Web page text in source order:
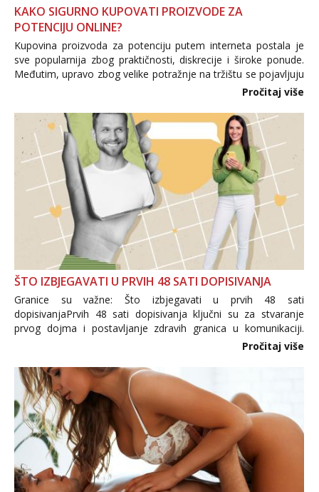
KAKO SIGURNO KUPOVATI PROIZVODE ZA
POTENCIJU ONLINE?
Kupovina proizvoda za potenciju putem interneta postala je
sve popularnija zbog praktičnosti, diskrecije i široke ponude.
Međutim, upravo zbog velike potražnje na tržištu se pojavljuju
i brojni krivotvoreni proizvodi, nepouzdane internetske
Pročitaj više
ŠTO IZBJEGAVATI U PRVIH 48 SATI DOPISIVANJA
Granice su važne: Što izbjegavati u prvih 48 sati
dopisivanjaPrvih 48 sati dopisivanja ključni su za stvaranje
prvog dojma i postavljanje zdravih granica u komunikaciji.
Važno je izbjeći prebrzo otkrivanje osobnih ili intimnih
informacija, jer nepoznata osoba još nije zaslužila to
povjerenje. Takođe...
Pročitaj više